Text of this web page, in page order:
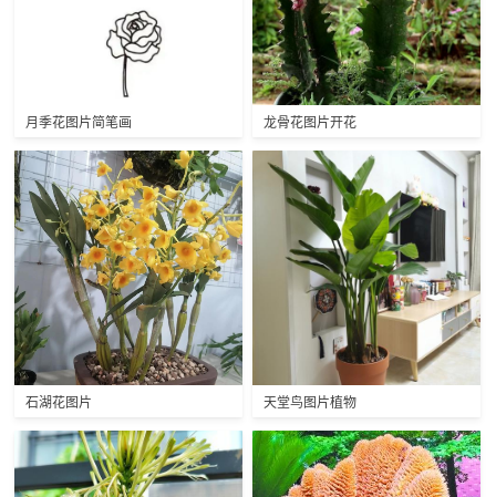
月季花图片简笔画 龙骨花图片开花
石湖花图片 天堂鸟图片植物